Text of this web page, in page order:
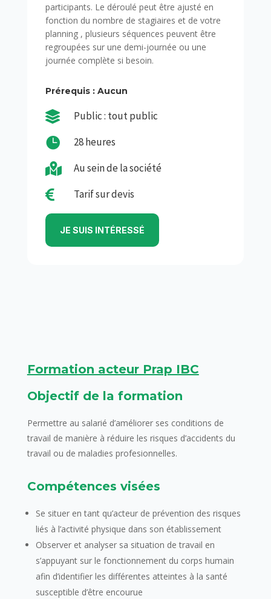
participants. Le déroulé peut être ajusté en
fonction du nombre de stagiaires et de votre
planning , plusieurs séquences peuvent être
regroupées sur une demi-journée ou une
journée complète si besoin.
Prérequis : Aucun
 Public : tout public
 28 heures
 Au sein de la société
 Tarif sur devis
JE SUIS INTÉRESSÉ
Formation acteur Prap IBC
Objectif de la formation
Permettre au salarié d’améliorer ses conditions de
travail de manière à réduire les risques d’accidents du
travail ou de maladies profesionnelles.
Compétences visées
Se situer en tant qu’acteur de prévention des risques
liés à l’activité physique dans son établissement
Observer et analyser sa situation de travail en
s’appuyant sur le fonctionnement du corps humain
afin d’identifier les différentes atteintes à la santé
susceptible d’être encourue